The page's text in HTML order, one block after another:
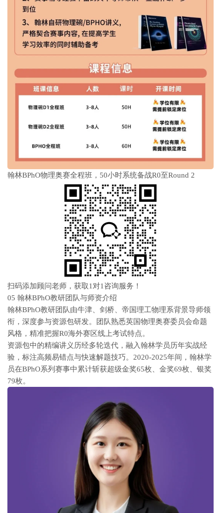
翰林BPhO物理奥赛全程班，50小时系统备战R0至Round 2
扫码添加顾问老师，获取1对1咨询服务！
05 翰林BPhO教研团队与师资介绍
翰林BPhO教研团队由牛津、剑桥、帝国理工物理系背景导师领
衔，深度参与资源包研发。团队熟悉英国物理奥赛委员会命题
风格，精准把握R0海外赛区线上考试特点。
资源包中的精编讲义历经多轮迭代，融入翰林学员历年实战经
验，标注高频易错点与快速解题技巧。2020-2025年间，翰林学
员在BPhO系列赛事中累计斩获超级金奖65枚、金奖69枚、银奖
79枚。